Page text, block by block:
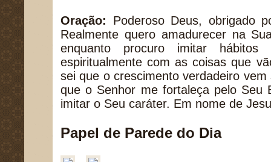
Oração: Poderoso Deus, obrigado
Realmente quero amadurecer na
enquanto procuro imitar
espiritualmente com as coisas que
sei que o crescimento verdadeiro
que o Senhor me fortaleça pelo Seu
imitar o Seu caráter. Em nome de
Papel de Parede do Dia